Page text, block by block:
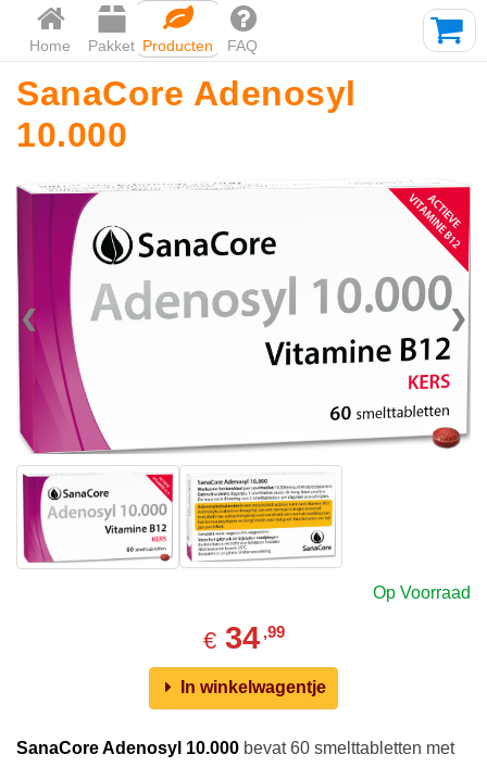
Home Pakket Producten FAQ
SanaCore Adenosyl
10.000
❮ ❯
Op Voorraad
€34 ,99
In winkelwagentje
SanaCoreAdenosyl 10.000 bevat 60 smelttabletten met